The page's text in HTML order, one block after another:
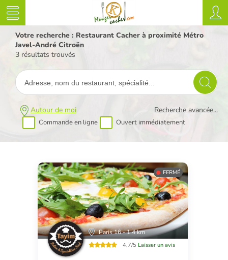
Votre recherche : Restaurant Cacher à proximité Métro
Javel-André Citroën
3 résultats trouvés
Autour de moi
Commande en ligne Ouvert immédiatement
Recherche avancée...
FERMÉ
Paris 16 - 1.4 km
4,7/5 Laisser un avis